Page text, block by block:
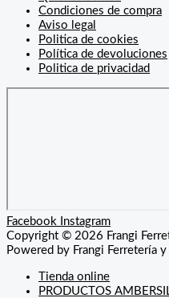
Condiciones de compra
Aviso legal
Politica de cookies
Política de devoluciones
Politica de privacidad
Facebook Instagram
Copyright © 2026 Frangi
Powered by Frangi Ferretería
Tienda online
PRODUCTOS